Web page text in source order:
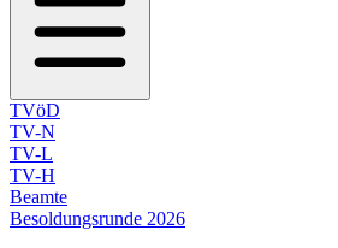
TVöD
TV-N
TV-L
TV-H
Beamte
Besoldungsrunde 2026